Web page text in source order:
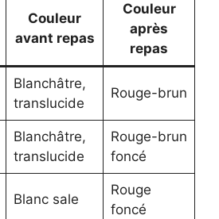
Couleur
avant repas
Couleur
après
repas
Blanchâtre,
translucide
Rouge-brun
Blanchâtre,
translucide
Rouge-brun
foncé
Blanc sale
Rouge
foncé